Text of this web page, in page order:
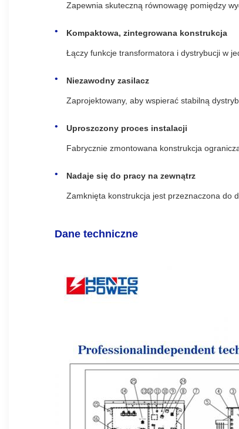
Zapewnia skuteczną równowagę pomiędzy
Kompaktowa, zintegrowana konstrukcja
Łączy funkcje transformatora i dystrybucji w
Niezawodny zasilacz
Zaprojektowany, aby wspierać stabilną
Uproszczony proces instalacji
Fabrycznie zmontowana konstrukcja
Nadaje się do pracy na zewnątrz
Zamknięta konstrukcja jest przeznaczona do
Dane techniczne